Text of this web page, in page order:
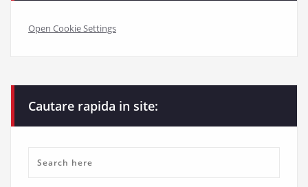
Open Cookie Settings
Cautare rapida in site: